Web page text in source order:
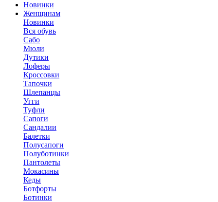
Новинки
Женщинам
Новинки
Вся обувь
Сабо
Мюли
Дутики
Лоферы
Кроссовки
Тапочки
Шлепанцы
Угги
Туфли
Сапоги
Сандалии
Балетки
Полусапоги
Полуботинки
Пантолеты
Мокасины
Кеды
Ботфорты
Ботинки